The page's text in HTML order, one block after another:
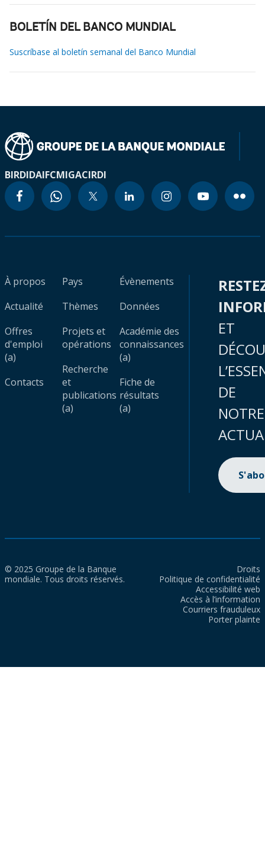
BOLETÍN DEL BANCO MUNDIAL
Suscríbase al boletín semanal del Banco Mundial
BIRDIDAIFCMIGACIRDI
À propos
Actualité
Offres
d'emploi
(a)
Contacts
Pays
Thèmes
Projets et
opérations
Recherche
et
publications
(a)
Évènements
Données
Académie des
connaissances
(a)
Fiche de
résultats
(a)
ET
DE
NOTRE
© 2025 Groupe de la Banque
mondiale. Tous droits réservés.
Droits
Politique de confidentialité
Accessibilité web
Accès à l’information
Courriers frauduleux
Porter plainte